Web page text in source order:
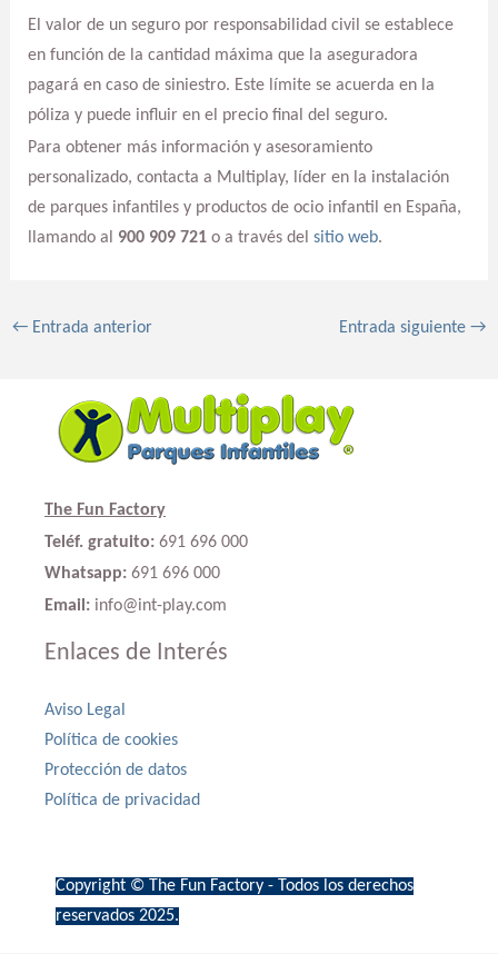
El valor de un seguro por responsabilidad civil se establece
en función de la cantidad máxima que la aseguradora
pagará en caso de siniestro. Este límite se acuerda en la
póliza y puede influir en el precio final del seguro.
Para obtener más información y asesoramiento
personalizado, contacta a Multiplay, líder en la instalación
de parques infantiles y productos de ocio infantil en España,
llamando al 900 909 721o a través del sitio web.
←Entrada anterior Entrada siguiente→
The Fun Factory
Teléf. gratuito: 691 696 000
Whatsapp: 691 696 000
Email: info@int-play.com
Enlaces de Interés
Aviso Legal
Política de cookies
Protección de datos
Política de privacidad
Copyright © The Fun Factory - Todos los derechos
reservados 2025.